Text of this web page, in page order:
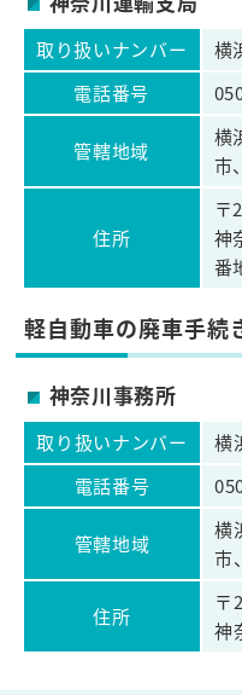
取り扱いナンバー
横
電話番号
管轄地域
横
市
住所
〒
神
番
軽自動車の廃車手続
神奈川事務所
取り扱いナンバー
横
電話番号
管轄地域
横
市
住所
〒
神